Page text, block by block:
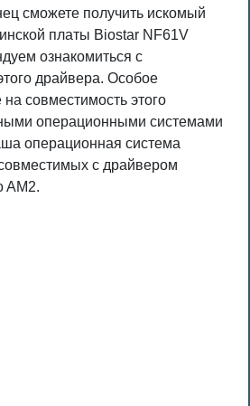
сможете получить искомый
платы Biostar NF61V
ознакомиться с
драйвера. Особое
совместимость этого
операционными системами
операционная система
с драйвером
AM2.